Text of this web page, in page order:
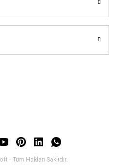
- Tüm Hakları Saklıdır.